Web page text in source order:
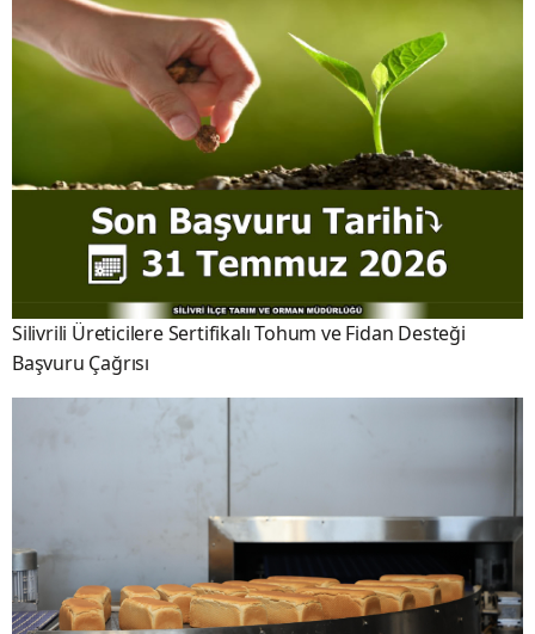
Silivrili Üreticilere Sertifikalı Tohum ve Fidan Desteği
Başvuru Çağrısı